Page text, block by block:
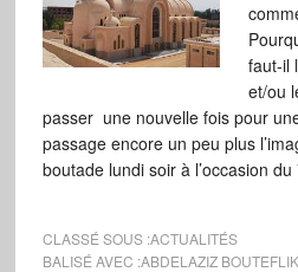
faut-il
et/ou
passer une nouvelle fois pour
passage encore un peu plus
boutade lundi soir à l’occasion
CLASSÉ SOUS :ACTUALITÉS
BALISÉ AVEC :ABDELAZIZ